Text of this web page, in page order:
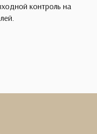
контроль на